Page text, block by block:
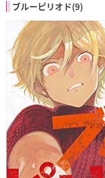
ブルーピリオド(9)